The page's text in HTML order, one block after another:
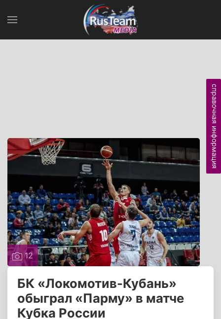
12
БК «Локомотив-Кубань»
обыграл «Парму» в матче
Кубка России
справочная информация